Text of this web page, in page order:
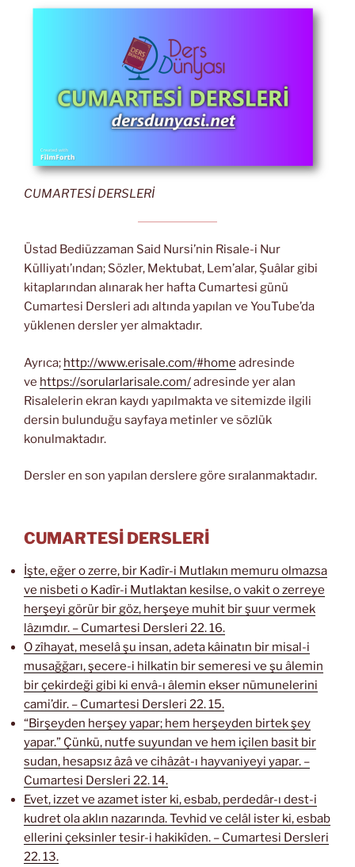
CUMARTESİ DERSLERİ
Üstad Bediüzzaman Said Nursi’nin Risale-i Nur
Külliyatı’ından; Sözler, Mektubat, Lem’alar, Şuâlar gibi
kitaplarından alınarak her hafta Cumartesi günü
Cumartesi Dersleri adı altında yapılan ve YouTube’da
yüklenen dersler yer almaktadır.
Ayrıca; http://www.erisale.com/#home adresinde
ve https://sorularlarisale.com/adresinde yer alan
Risalelerin ekran kaydı yapılmakta ve sitemizde ilgili
dersin bulunduğu sayfaya metinler ve sözlük
konulmaktadır.
Dersler en son yapılan derslere göre sıralanmaktadır.
CUMARTESİ DERSLERİ
İşte, eğer o zerre, bir Kadîr-i Mutlakın memuru olmazsa
ve nisbeti o Kadîr-i Mutlaktan kesilse, o vakit o zerreye
herşeyi görür bir göz, herşeye muhit bir şuur vermek
lâzımdır. – Cumartesi Dersleri 22. 16.
O zîhayat, meselâ şu insan, adeta kâinatın bir misal-i
musağğarı, şecere-i hilkatin bir semeresi ve şu âlemin
bir çekirdeği gibi ki envâ-ı âlemin ekser nümunelerini
cami’dir. – Cumartesi Dersleri 22. 15.
“Birşeyden herşey yapar; hem herşeyden birtek şey
yapar.” Çünkü, nutfe suyundan ve hem içilen basit bir
sudan, hesapsız âzâ ve cihâzât-ı hayvaniyeyi yapar. –
Cumartesi Dersleri 22. 14.
Evet, izzet ve azamet ister ki, esbab, perdedâr-ı dest-i
kudret ola aklın nazarında. Tevhid ve celâl ister ki, esbab
ellerini çeksinler tesir-i hakikîden. – Cumartesi Dersleri
22. 13.